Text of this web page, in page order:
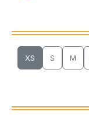
XS S M